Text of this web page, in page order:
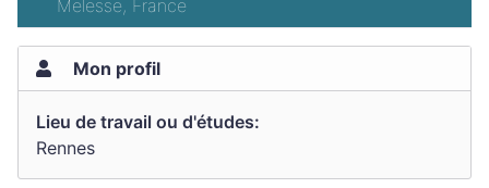
Melesse, France
Mon profil
Lieu de travail ou d'études:
Rennes